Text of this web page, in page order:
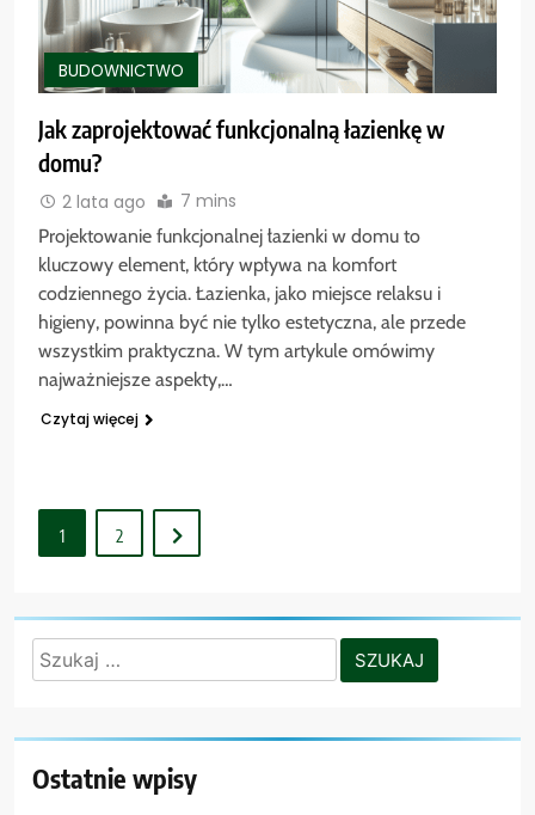
BUDOWNICTWO
Jak zaprojektować funkcjonalną łazienkę w
domu?
2 lata ago 7 mins
Projektowanie funkcjonalnej łazienki w domu to
kluczowy element, który wpływa na komfort
codziennego życia. Łazienka, jako miejsce relaksu i
higieny, powinna być nie tylko estetyczna, ale przede
wszystkim praktyczna. W tym artykule omówimy
najważniejsze aspekty,…
Czytaj więcej
1 2
Szukaj:
Ostatnie wpisy